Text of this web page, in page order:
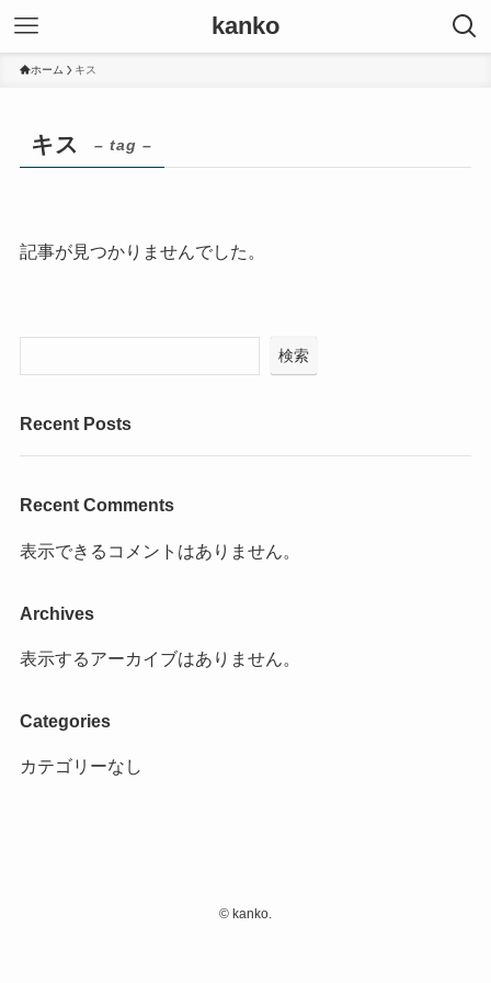
kanko
ホーム キス
キス – tag –
記事が見つかりませんでした。
検索
Recent Posts
Recent Comments
表示できるコメントはありません。
Archives
表示するアーカイブはありません。
Categories
カテゴリーなし
© kanko.